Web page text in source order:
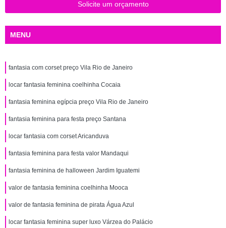
Solicite um orçamento
MENU
fantasia com corset preço Vila Rio de Janeiro
locar fantasia feminina coelhinha Cocaia
fantasia feminina egípcia preço Vila Rio de Janeiro
fantasia feminina para festa preço Santana
locar fantasia com corset Aricanduva
fantasia feminina para festa valor Mandaqui
fantasia feminina de halloween Jardim Iguatemi
valor de fantasia feminina coelhinha Mooca
valor de fantasia feminina de pirata Água Azul
locar fantasia feminina super luxo Várzea do Palácio